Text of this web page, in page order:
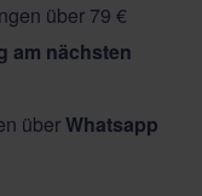
über 79 €
am nächsten
überWhatsapp